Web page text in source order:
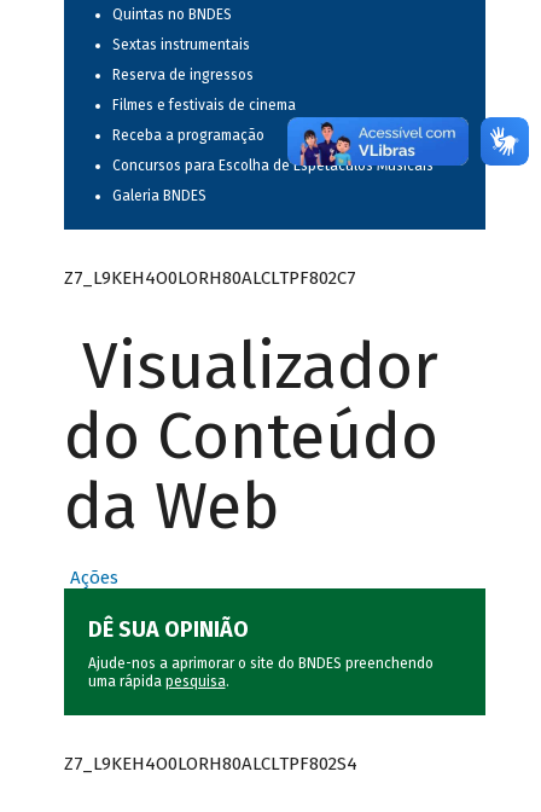
Quintas no BNDES
Sextas instrumentais
Reserva de ingressos
Filmes e festivais de cinema
Receba a programação
Concursos para Escolha de Espetáculos Musicais
Galeria BNDES
Z7_L9KEH4O0LORH80ALCLTPF802C7
Visualizador
do Conteúdo
da Web
Ações
DÊ SUA OPINIÃO
Ajude-nos a aprimorar o site do BNDES preenchendo
uma rápida pesquisa.
Z7_L9KEH4O0LORH80ALCLTPF802S4